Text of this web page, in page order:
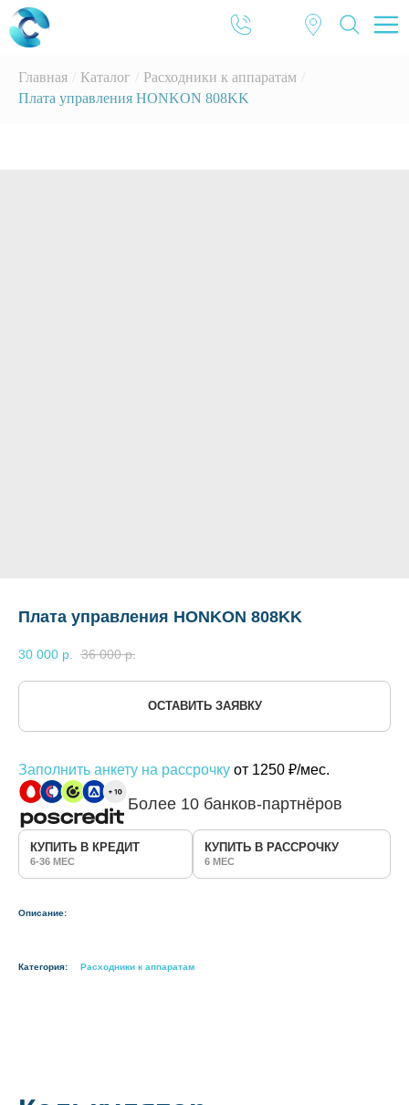
Главная Каталог Расходники к аппаратам
Плата управления HONKON 808KK
Плата управления HONKON 808KK
30 000 р. 36 000 р.
ОСТАВИТЬ ЗАЯВКУ
Заполнить анкету на рассрочку от 1250 ₽/мес.
Более 10 банков-партнёров
КУПИТЬ В КРЕДИТ
6-36 МЕС
КУПИТЬ В РАССРОЧКУ
6 МЕС
Описание:
Категория: Расходники к аппаратам